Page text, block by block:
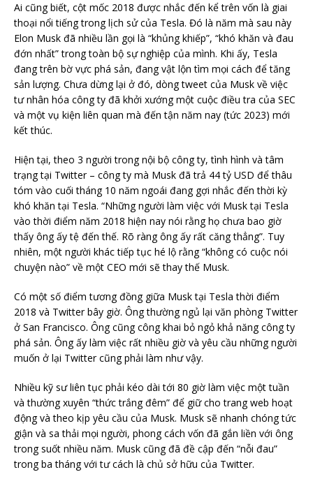
Ai cũng biết, cột mốc 2018 được nhắc đến kể trên vốn là giai
thoại nổi tiếng trong lịch sử của Tesla. Đó là năm mà sau này
Elon Musk đã nhiều lần gọi là “khủng khiếp”, “khó khăn và đau
đớn nhất” trong toàn bộ sự nghiệp của mình. Khi ấy, Tesla
đang trên bờ vực phá sản, đang vật lộn tìm mọi cách để tăng
sản lượng. Chưa dừng lại ở đó, dòng tweet của Musk về việc
tư nhân hóa công ty đã khởi xướng một cuộc điều tra của SEC
và một vụ kiện liên quan mà đến tận năm nay (tức 2023) mới
kết thúc.
Hiện tại, theo 3 người trong nội bộ công ty, tình hình và tâm
trạng tại Twitter – công ty mà Musk đã trả 44 tỷ USD để thâu
tóm vào cuối tháng 10 năm ngoái đang gợi nhắc đến thời kỳ
khó khăn tại Tesla. “Những người làm việc với Musk tại Tesla
vào thời điểm năm 2018 hiện nay nói rằng họ chưa bao giờ
thấy ông ấy tệ đến thế. Rõ ràng ông ấy rất căng thẳng”. Tuy
nhiên, một người khác tiếp tục hé lộ rằng “không có cuộc nói
chuyện nào” về một CEO mới sẽ thay thế Musk.
Có một số điểm tương đồng giữa Musk tại Tesla thời điểm
2018 và Twitter bây giờ. Ông thường ngủ lại văn phòng Twitter
ở San Francisco. Ông cũng công khai bỏ ngỏ khả năng công ty
phá sản. Ông ấy làm việc rất nhiều giờ và yêu cầu những người
muốn ở lại Twitter cũng phải làm như vậy.
Nhiều kỹ sư liên tục phải kéo dài tới 80 giờ làm việc một tuần
và thường xuyên “thức trắng đêm” để giữ cho trang web hoạt
động và theo kịp yêu cầu của Musk. Musk sẽ nhanh chóng tức
giận và sa thải mọi người, phong cách vốn đã gắn liền với ông
trong suốt nhiều năm. Musk cũng đã đề cập đến “nỗi đau”
trong ba tháng với tư cách là chủ sở hữu của Twitter.